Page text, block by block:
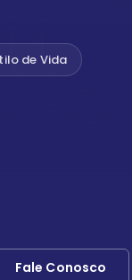
de Vida
Fale Conosco